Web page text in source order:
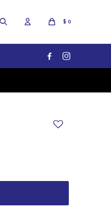
$ 0
 